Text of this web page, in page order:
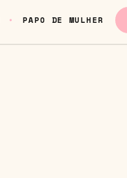
PAPO DE MULHER